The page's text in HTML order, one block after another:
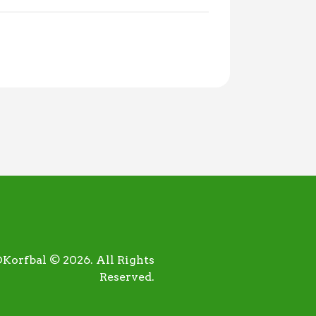
© 2026. All Rights
Reserved.